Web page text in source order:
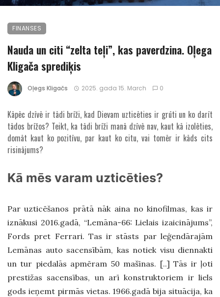
FINANSES
Nauda un citi “zelta teļi”, kas paverdzina. Oļega
Kligača sprediķis
Oļegs Kligačs 2025. gada 15. March 0
Kāpēc dzīvē ir tādi brīži, kad Dievam uzticēties ir grūti un ko darīt
tādos brīžos? Teikt, ka tādi brīži manā dzīvē nav, kaut kā izolēties,
domāt kaut ko pozitīvu, par kaut ko citu, vai tomēr ir kāds cits
risinājums?
Kā mēs varam uzticēties?
Par uzticēšanos prātā nāk aina no kinofilmas, kas ir
iznākusi 2016.gadā, “Lemāna-66: Lielais izaicinājums”,
Fords pret Ferrari. Tas ir stāsts par leģendārajām
Lemānas auto sacensībām, kas notiek visu diennakti
un tur piedalās apmēram 50 mašīnas. [..] Tās ir ļoti
prestižas sacensības, un arī konstruktoriem ir liels
gods ieņemt pirmās vietas. 1966.gadā bija situācija, ka